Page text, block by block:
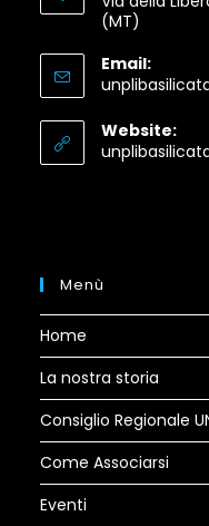
(MT)
Email:
Website:
Menù
Home
La nostra storia
Consiglio Regionale
Come Associarsi
Eventi